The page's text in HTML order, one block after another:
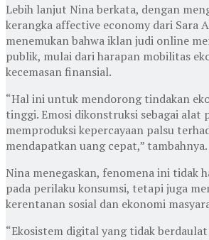
Lebih lanjut Nina berkata, dengan
kerangka affective economy dari Sara
menemukan bahwa iklan judi online
publik, mulai dari harapan mobilitas
kecemasan finansial.
“Hal ini untuk mendorong tindakan
tinggi. Emosi dikonstruksi sebagai alat
memproduksi kepercayaan palsu
mendapatkan uang cepat,” tambahnya.
Nina menegaskan, fenomena ini tidak
pada perilaku konsumsi, tetapi juga
kerentanan sosial dan ekonomi
“Ekosistem digital yang tidak